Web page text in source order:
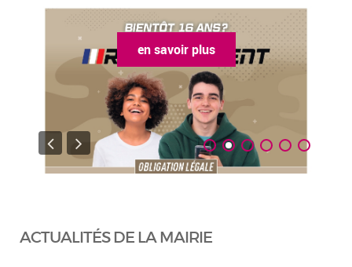
en savoir plus
ACTUALITÉS DE LA MAIRIE